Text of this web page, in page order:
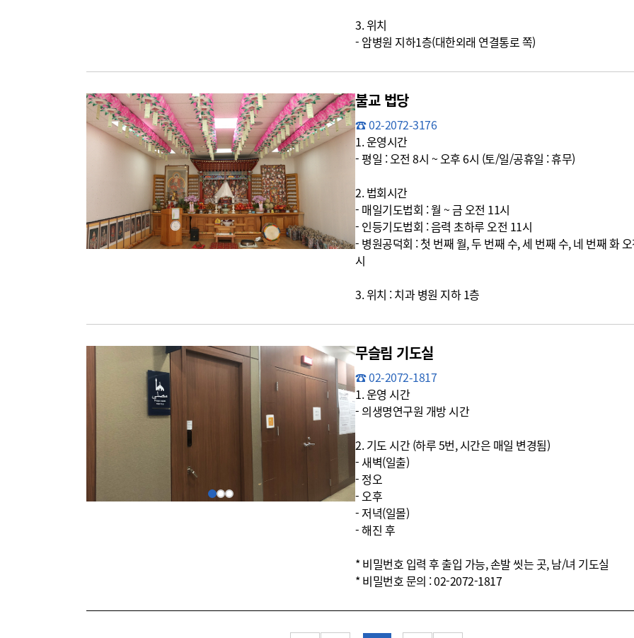
3. 위치
- 암병원 지하1층(대한외래 연결통로 쪽)
불교 법당
☎ 02-2072-3176
1. 운영시간
- 평일 : 오전 8시 ~ 오후 6시 (토/일/공휴일 : 휴무)
2. 법회시간
- 매일기도법회 : 월 ~ 금 오전 11시
- 인등기도법회 : 음력 초하루 오전 11시
- 병원공덕회 : 첫 번째 월, 두 번째 수, 세 번째 수, 네 번째 화
시
3. 위치 : 치과 병원 지하 1층
무슬림 기도실
☎ 02-2072-1817
1. 운영 시간
- 의생명연구원 개방 시간
2. 기도 시간 (하루 5번, 시간은 매일 변경됨)
- 새벽(일출)
- 정오
- 오후
- 저녁(일몰)
- 해진 후
* 비밀번호 입력 후 출입 가능, 손발 씻는 곳, 남/녀 기도실
* 비밀번호 문의 : 02-2072-1817